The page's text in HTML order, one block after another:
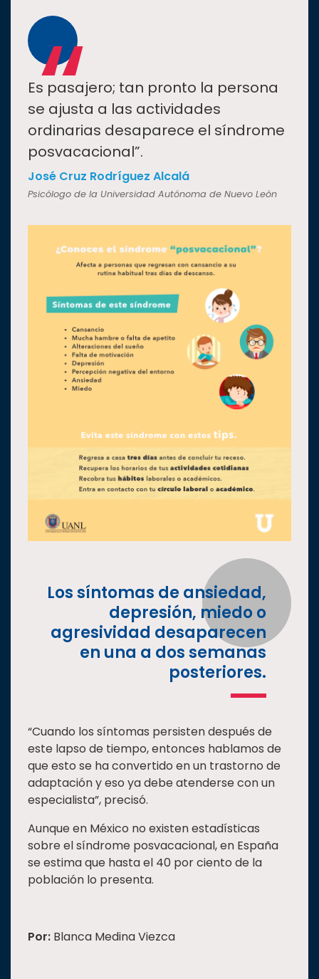
educativa
Estudiantes
Rectoría
Investigación
Internacionalización
Responsabilidad
social
Vinculación
Historia
Universiada
“
Es pasajero; tan pronto la persona
se ajusta a las actividades
ordinarias desaparece el síndrome
posvacacional”.
José Cruz Rodríguez Alcalá
Psicólogo de la Universidad Autónoma de Nuevo León
Los síntomas de ansiedad,
depresión, miedo o
agresividad desaparecen
en una a dos semanas
posteriores.
“Cuando los síntomas persisten después de
este lapso de tiempo, entonces hablamos de
que esto se ha convertido en un trastorno de
adaptación y eso ya debe atenderse con un
especialista”, precisó.
Aunque en México no existen estadísticas
sobre el síndrome posvacacional, en España
se estima que hasta el 40 por ciento de la
población lo presenta.
Por: Blanca Medina Viezca